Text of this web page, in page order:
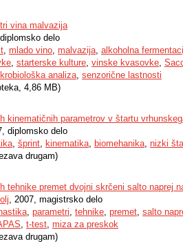
vina malvazija
delo
, mlado vino, malvazija, alkoholna
, starterske kulture, vinske kvasovke,
analiza, senzorične lastnosti
4,86 MB)
kinematičnih parametrov v štartu
diplomsko delo
, šprint, kinematika, biomehanika, nizki
drugam)
tehnike premet dvojni skrčeni salto naprej
, 2007, magistrsko delo
, parametri, tehnike, premet, salto
, t-test, miza za preskok
drugam)